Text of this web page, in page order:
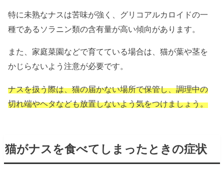
特に未熟なナスは苦味が強く、グリコアルカロイドの一
種であるソラニン類の含有量が高い傾向があります。
また、家庭菜園などで育てている場合は、猫が葉や茎を
かじらないよう注意が必要です。
ナスを扱う際は、猫の届かない場所で保管し、調理中の
切れ端やヘタなども放置しないよう気をつけましょう。
猫がナスを食べてしまったときの症状